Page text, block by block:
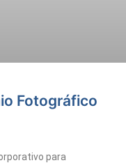
Fotográfico
para